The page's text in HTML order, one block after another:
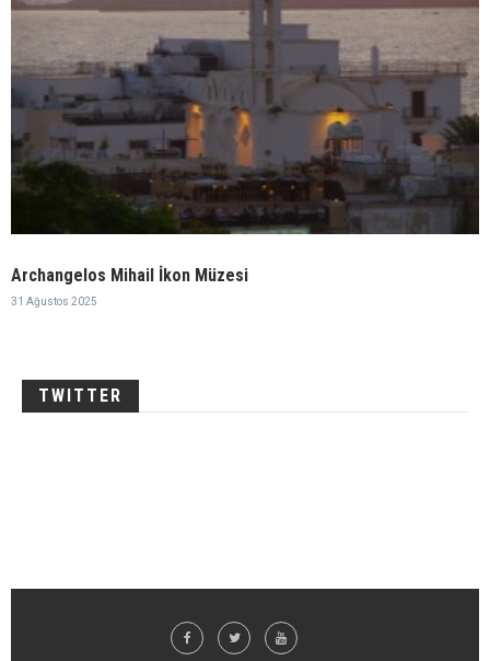
Archangelos Mihail İkon Müzesi
31 Ağustos 2025
TWITTER